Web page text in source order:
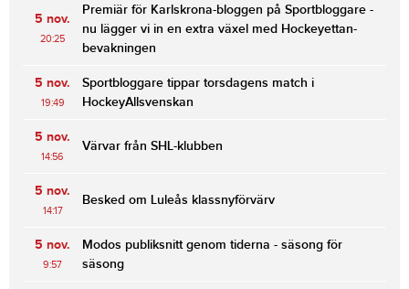
5 nov.
20:25
Premiär för Karlskrona-bloggen på Sportbloggare -
nu lägger vi in en extra växel med Hockeyettan-
bevakningen
5 nov.
19:49
Sportbloggare tippar torsdagens match i
HockeyAllsvenskan
5 nov.
14:56
Värvar från SHL-klubben
5 nov.
14:17
Besked om Luleås klassnyförvärv
5 nov.
9:57
Modos publiksnitt genom tiderna - säsong för
säsong